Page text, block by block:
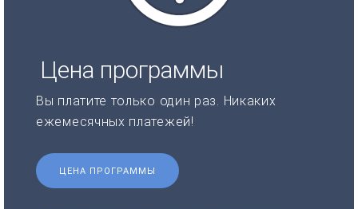
Цена программы
Вы платите только один раз. Никаких
ежемесячных платежей!
ЦЕНА ПРОГРАММЫ